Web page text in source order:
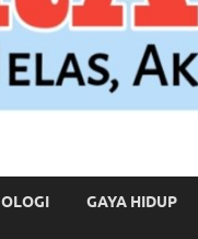
GAYA HIDUP